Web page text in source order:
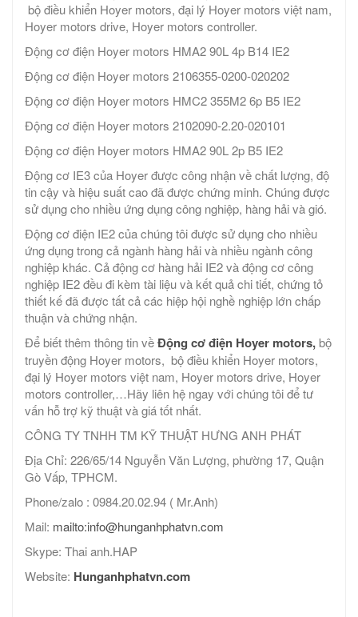
bộ điều khiển Hoyer motors, đại lý Hoyer motors việt nam,
Hoyer motors drive, Hoyer motors controller.
Động cơ điện Hoyer motors HMA2 90L 4p B14 IE2
Động cơ điện Hoyer motors 2106355-0200-020202
Động cơ điện Hoyer motors HMC2 355M2 6p B5 IE2
Động cơ điện Hoyer motors 2102090-2.20-020101
Động cơ điện Hoyer motors HMA2 90L 2p B5 IE2
Động cơ IE3 của Hoyer được công nhận về chất lượng, độ
tin cậy và hiệu suất cao đã được chứng minh. Chúng được
sử dụng cho nhiều ứng dụng công nghiệp, hàng hải và gió.
Động cơ điện IE2 của chúng tôi được sử dụng cho nhiều
ứng dụng trong cả ngành hàng hải và nhiều ngành công
nghiệp khác. Cả động cơ hàng hải IE2 và động cơ công
nghiệp IE2 đều đi kèm tài liệu và kết quả chi tiết, chứng tỏ
thiết kế đã được tất cả các hiệp hội nghề nghiệp lớn chấp
thuận và chứng nhận.
Để biết thêm thông tin vềĐộng cơ điện Hoyer motors,bộ
truyền động Hoyer motors, bộ điều khiển Hoyer motors,
đại lý Hoyer motors việt nam, Hoyer motors drive, Hoyer
motors controller,…Hãy liên hệ ngay với chúng tôi để tư
vấn hỗ trợ kỹ thuật và giá tốt nhất.
CÔNG TY TNHH TM KỸ THUẬT HƯNG ANH PHÁT
Địa Chỉ: 226/65/14 Nguyễn Văn Lượng, phường 17, Quận
Gò Vấp, TPHCM.
Phone/zalo : 0984.20.02.94 ( Mr.Anh)
Mail: mailto:info@hunganhphatvn.com
Skype: Thai anh.HAP
Website: Hunganhphatvn.com